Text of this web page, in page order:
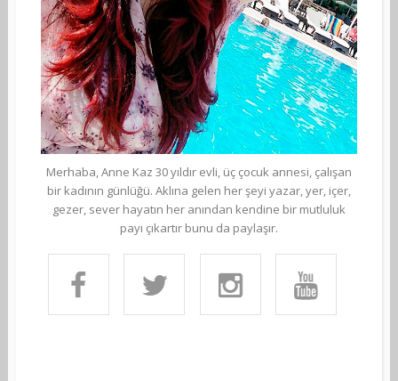
Merhaba, Anne Kaz 30 yıldır evli, üç çocuk annesi, çalışan
bir kadının günlüğü. Aklına gelen her şeyi yazar, yer, içer,
gezer, sever hayatın her anından kendine bir mutluluk
payı çıkartır bunu da paylaşır.